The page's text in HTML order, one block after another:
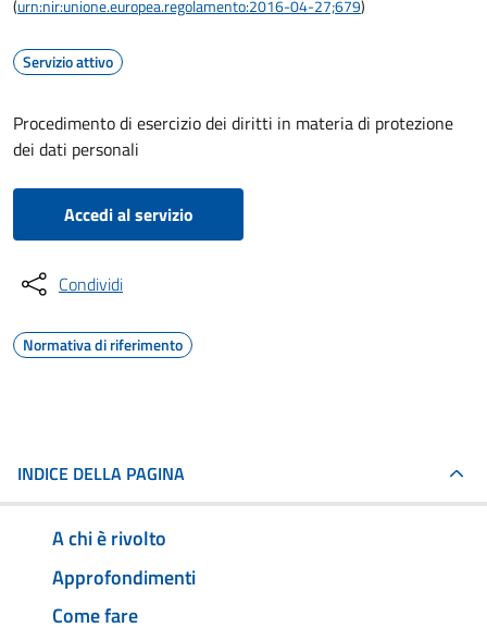
(urn:nir:unione.europea.regolamento:2016-04-27;679)
Servizio attivo
Procedimento di esercizio dei diritti in materia di protezione
dei dati personali
Accedi al servizio
Condividi
Normativa di riferimento
INDICE DELLA PAGINA
A chi è rivolto
Approfondimenti
Come fare